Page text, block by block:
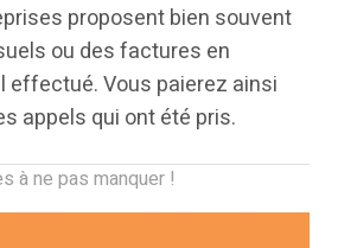
proposent bien souvent
ou des factures en
effectué. Vous paierez ainsi
appels qui ont été pris.
à ne pas manquer !